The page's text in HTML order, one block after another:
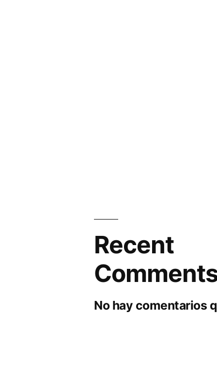
Recent
No hay comentarios